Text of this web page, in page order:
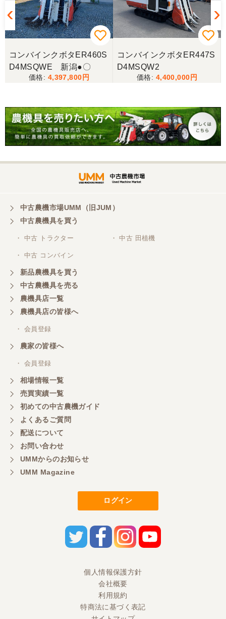
この度は、コンバイン購入に際しまして、納品日に
際しては、ご配慮頂き誠にありがとうございまし
た。本当に助かりました。
岐阜県／バインダー
急なお願いにも対応ありがとうございました。 あり
がとうございました。 親切に対応していただきまし
岐阜県／横倉林
ありがとうございます。
岐阜県／横倉林
岐阜県／横倉林
ありがとうございます
岐阜県／横倉林
ありがとうございます
岐阜県／横倉林
ありがとうございます
岐阜県／横倉林
ありがとうございます
岐阜県／横倉林
ありがとうございます
岐阜県／横倉林
ありがとうございます
コンバインクボタER460S
D4MSQWE 新潟●〇
4,397,800
コンバインクボタER447S
D4MSQW2
4,400,000
中古農機市場UMM（旧JUM）
中古農機具を買う
・ 中古 トラクター ・ 中古 田植機
・ 中古 コンバイン
新品農機具を買う
中古農機具を売る
農機具店一覧
農機具店の皆様へ
・ 会員登録
農家の皆様へ
・ 会員登録
相場情報一覧
売買実績一覧
初めての中古農機ガイド
よくあるご質問
配送について
お問い合わせ
UMMからのお知らせ
UMM Magazine
ログイン
個人情報保護方針
会社概要
利用規約
特商法に基づく表記